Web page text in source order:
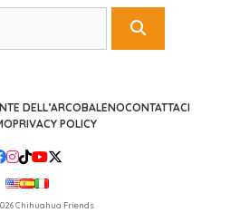
Cerca
DELL’ARCOBALENOCONTATTACI
PRIVACY POLICY
Chihuahua Friends